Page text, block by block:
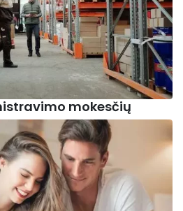
mokesčių